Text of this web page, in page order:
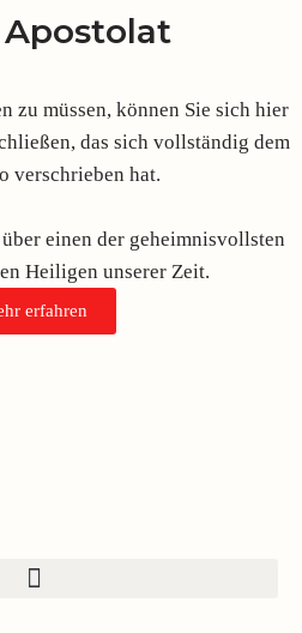
Apostolat
zu müssen, können Sie sich hier
das sich vollständig dem
verschrieben hat.
einen der geheimnisvollsten
Heiligen unserer Zeit.
erfahren